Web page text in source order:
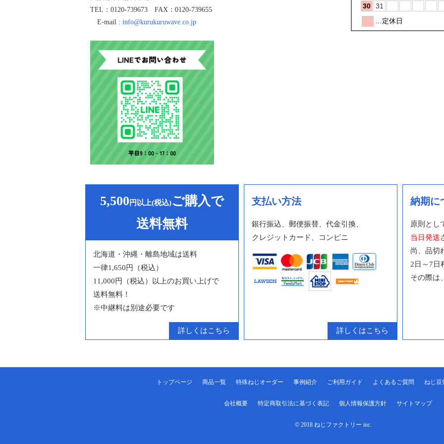
TEL：0120-739673 FAX：0120-739655
E-mail : info@kurukuruwave.co.jp
5,500 円以上(税込)ご購入で
送料無料
北海道・沖縄・離島地域は送料
一律1,650円（税込）
11,000円（税込）以上のお買い上げで
送料無料！
※中継料は別途必要です
詳しくはこちら
支払い方法
銀行振込、郵便振替、代金引換、
クレジットカード、コンビニ
詳しくはこちら
納期に
原則とし
当日発送
尚、品切
2日～7日
その際は
トップページ 商品一覧 特殊ねじオーダー 事例紹介 ご利用ガイド よくあるご質問 ねじ豆
会社概要 特定商取引法に基づく表記 個人情報保護方針 サイトマップ
© 2018 ねじファクトリー inc.